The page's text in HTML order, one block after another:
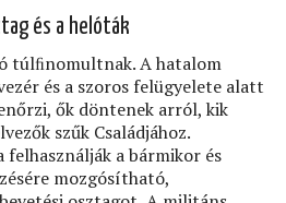
és a helóták
túlﬁnomultnak. A hatalom
és a szoros felügyelete alatt
ők döntenek arról, kik
szűk Családjához.
a bármikor és
mozgósítható,